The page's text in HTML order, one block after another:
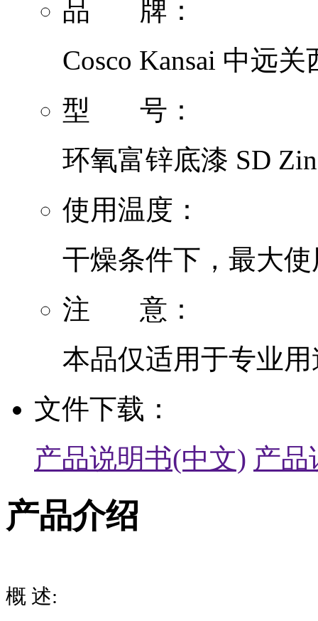
品 牌：
Cosco Kansai 中远关
型 号：
环氧富锌底漆 SD
使用温度：
干燥条件下，最大使
注 意：
本品仅适用于专业用
文件下载：
产品说明书(中文) 产品
产品介绍
概 述: